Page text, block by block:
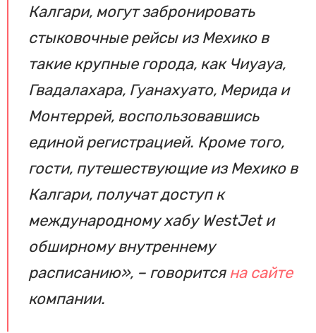
Калгари, могут забронировать
стыковочные рейсы из Мехико в
такие крупные города, как Чиуауа,
Гвадалахара, Гуанахуато, Мерида и
Монтеррей, воспользовавшись
единой регистрацией. Кроме того,
гости, путешествующие из Мехико в
Калгари, получат доступ к
международному хабу WestJet и
обширному внутреннему
расписанию», – говоритсяна сайте
компании.